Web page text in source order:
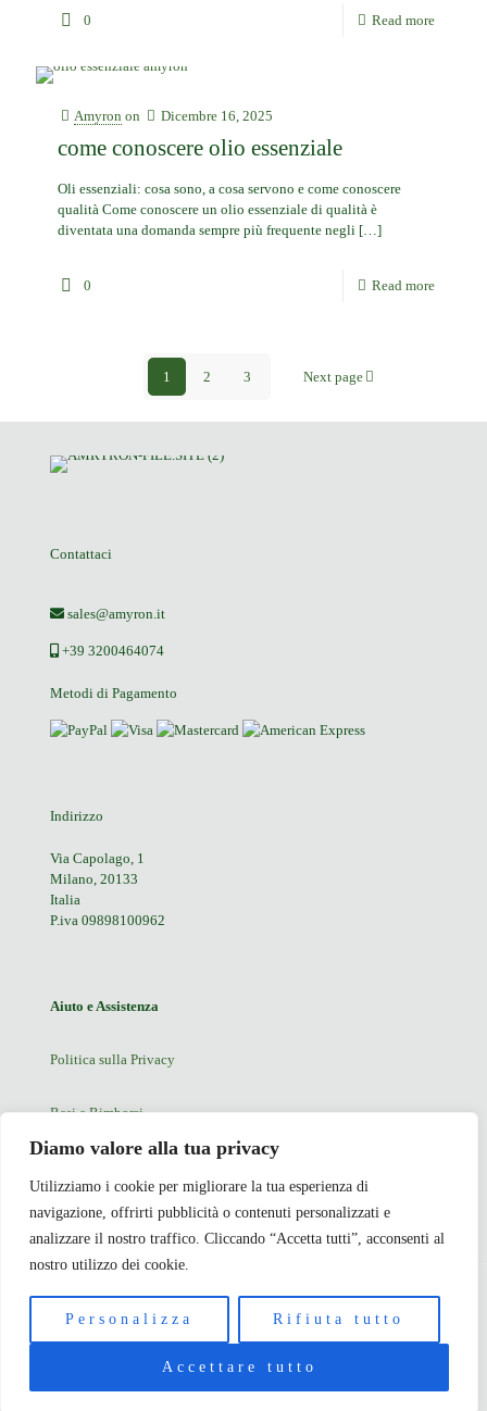
Diamo valore alla tua privacy
Utilizziamo i cookie per migliorare la tua esperienza di
navigazione, offrirti pubblicità o contenuti personalizzati e
analizzare il nostro traffico. Cliccando “Accetta tutti”, acconsenti al
nostro utilizzo dei cookie.
Personalizza Rifiuta tutto
Accettare tutto
0 Read more
Amyron on Dicembre 16, 2025
come conoscere olio essenziale
Oli essenziali: cosa sono, a cosa servono e come conoscere
qualità Come conoscere un olio essenziale di qualità è
diventata una domanda sempre più frequente negli […]
0 Read more
1 2 3 Next page
Contattaci
sales@amyron.it
+39 3200464074
Metodi di Pagamento
Indirizzo
Via Capolago, 1
Milano, 20133
Italia
P.iva 09898100962
Aiuto e Assistenza
Politica sulla Privacy
Resi e Rimborsi
Contatti